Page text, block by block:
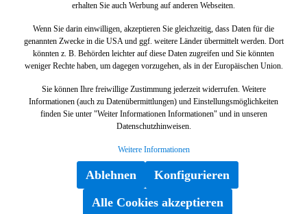
erhalten Sie auch Werbung auf anderen Webseiten.
Wenn Sie darin einwilligen, akzeptieren Sie gleichzeitig, dass Daten für die
genannten Zwecke in die USA und ggf. weitere Länder übermittelt werden. Dort
könnten z. B. Behörden leichter auf diese Daten zugreifen und Sie könnten
weniger Rechte haben, um dagegen vorzugehen, als in der Europäischen Union.
Sie können Ihre freiwillige Zustimmung jederzeit widerrufen. Weitere
Informationen (auch zu Datenübermittlungen) und Einstellungsmöglichkeiten
finden Sie unter "Weiter Informationen Informationen" und in unseren
Datenschutzhinweisen.
Weitere Informationen
Ablehnen
Konfigurieren
Alle Cookies akzeptieren